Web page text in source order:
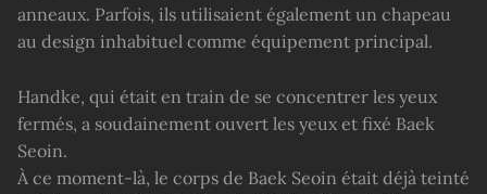
anneaux. Parfois, ils utilisaient également un chapeau
au design inhabituel comme équipement principal.
Handke, qui était en train de se concentrer les yeux
fermés, a soudainement ouvert les yeux et fixé Baek
Seoin.
À ce moment-là, le corps de Baek Seoin était déjà teinté